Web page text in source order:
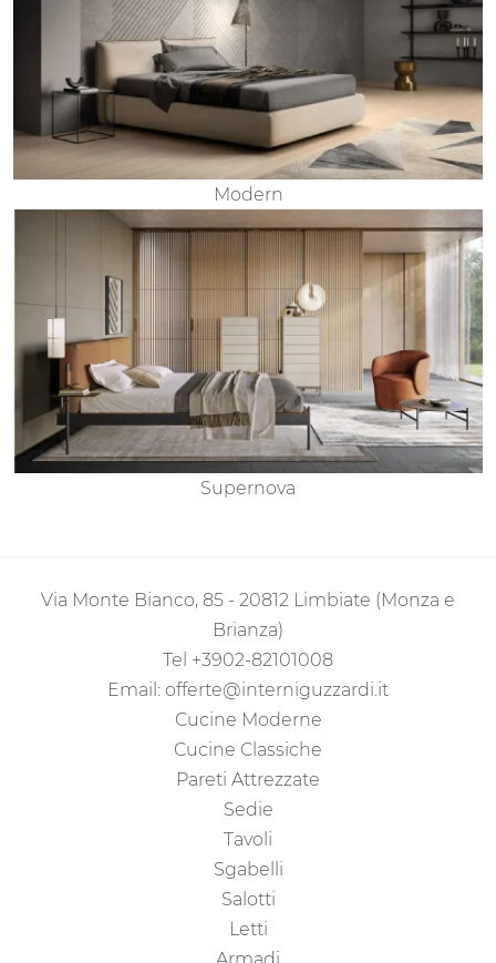
Modern
Supernova
Via Monte Bianco, 85 - 20812 Limbiate (Monza e
Brianza)
Tel +3902-82101008
Email: offerte@interniguzzardi.it
Cucine Moderne
Cucine Classiche
Pareti Attrezzate
Sedie
Tavoli
Sgabelli
Salotti
Letti